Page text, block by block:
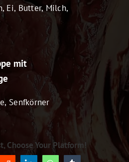
Ei, Butter, Milch,
mit
Senfkörner
Choose Your Platform!